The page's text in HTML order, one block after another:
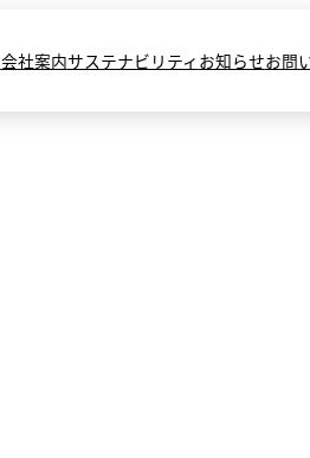
会社案内サステナビリティ お知らせお問